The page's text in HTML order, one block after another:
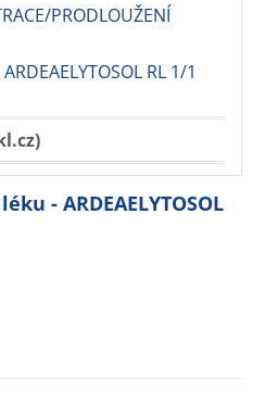
PRODLOUŽENÍ
RL 1/1
- ARDEAELYTOSOL